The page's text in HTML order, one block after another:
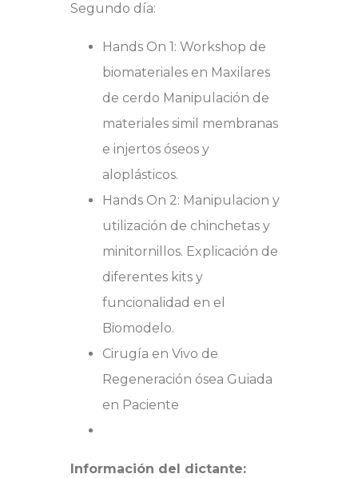
Segundo día:
Hands On 1: Workshop de
biomateriales en Maxilares
de cerdo Manipulación de
materiales simil membranas
e injertos óseos y
aloplásticos.
Hands On 2: Manipulacion y
utilización de chinchetas y
minitornillos. Explicación de
diferentes kits y
funcionalidad en el
Biomodelo.
Cirugía en Vivo de
Regeneración ósea Guiada
en Paciente
Información del dictante: